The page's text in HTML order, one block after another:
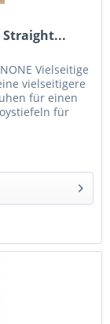
Straight...
Vielseitige
vielseitigere
für einen
für